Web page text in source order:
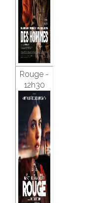
Rouge -
12h30